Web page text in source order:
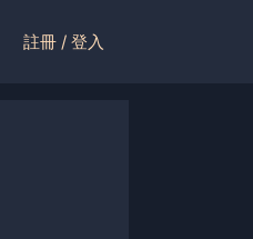
註冊 / 登入